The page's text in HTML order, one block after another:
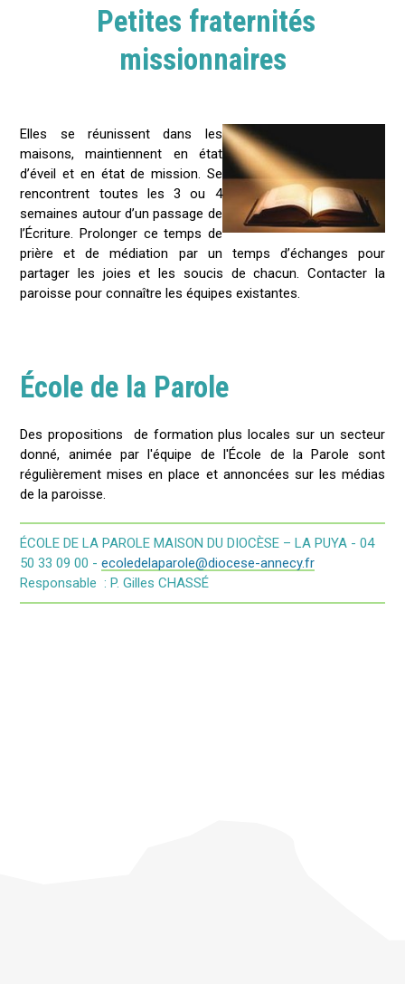
Petites fraternités
missionnaires
Elles se réunissent dans les
maisons, maintiennent en état
d’éveil et en état de mission. Se
rencontrent toutes les 3 ou 4
semaines autour d’un passage de
l’Écriture. Prolonger ce temps de
prière et de médiation par un temps d’échanges pour
partager les joies et les soucis de chacun. Contacter la
paroisse pour connaître les équipes existantes.
École de la Parole
Des propositions de formation plus locales sur un secteur
donné, animée par l'équipe de l'École de la Parole sont
régulièrement mises en place et annoncées sur les médias
de la paroisse.
ÉCOLE DE LA PAROLE MAISON DU DIOCÈSE – LA PUYA - 04
50 33 09 00 -ecoledelaparole@diocese-annecy.fr
Responsable : P. Gilles CHASSÉ